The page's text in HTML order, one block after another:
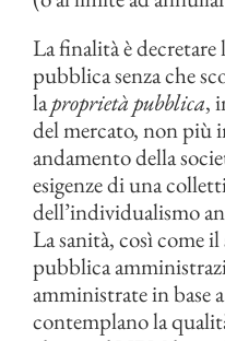
La finalità è decretare
pubblica senza che
laproprietà pubblica,
del mercato, non più
andamento della
esigenze di una
dell’individualismo
La sanità, così come
pubblica
amministrate in base
contemplano la